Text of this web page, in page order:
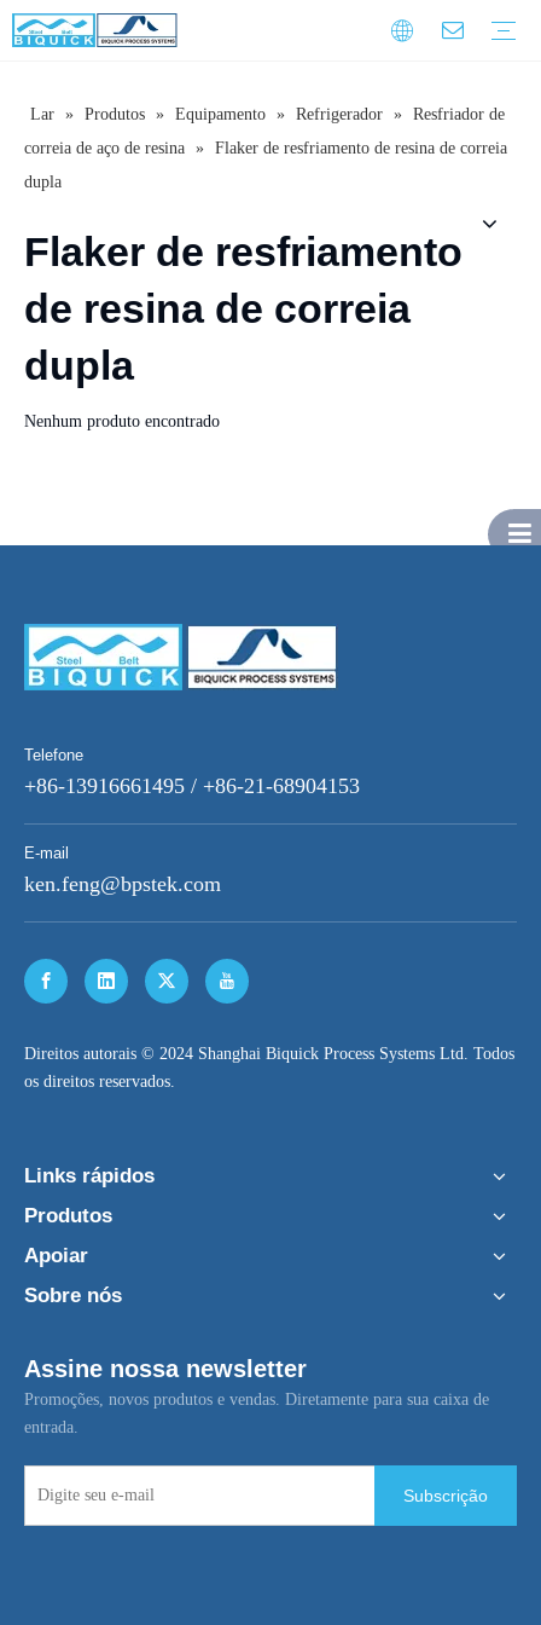
Lar » Produtos » Equipamento » Refrigerador » Resfriador de
correia de aço de resina » Flaker de resfriamento de resina de correia
dupla
Flaker de resfriamento
de resina de correia
dupla
Nenhum produto encontrado
Telefone
+86-13916661495 / +86-21-68904153
E-mail
ken.feng@bpstek.com
​Direitos autorais © 2024 Shanghai Biquick Process Systems Ltd. Todos
os direitos reservados.
Links rápidos
Produtos
Apoiar
Sobre nós
Assine nossa newsletter
Promoções, novos produtos e vendas. Diretamente para sua caixa de
entrada.
Subscrição